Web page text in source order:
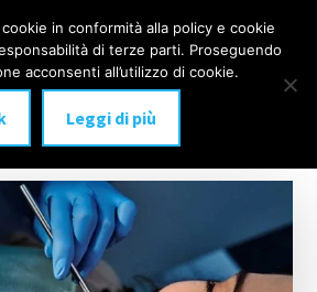
Menu
in conformità alla policy e cookie
di terze parti. Proseguendo
acconsenti all’utilizzo di cookie.
Leggi di più